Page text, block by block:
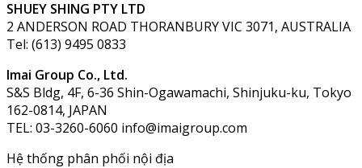
SHUEY SHING PTY LTD
2 ANDERSON ROAD THORANBURY VIC 3071, AUSTRALIA
Tel: (613) 9495 0833
Imai Group Co., Ltd.
S&S Bldg, 4F, 6-36 Shin-Ogawamachi, Shinjuku-ku, Tokyo
162-0814, JAPAN
TEL: 03-3260-6060 info@imaigroup.com
Hệ thống phân phối nội địa